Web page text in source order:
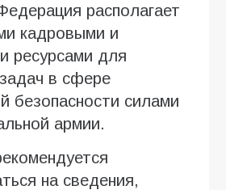
располагает
кадровыми и
ресурсами для
в сфере
безопасности силами
армии.
на сведения,